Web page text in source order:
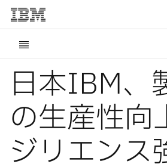
日本IBM、
の生産性向
ジリエンス